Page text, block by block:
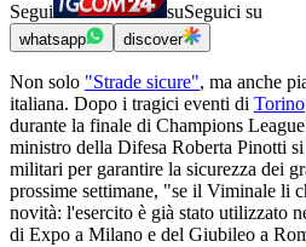
Segui suSeguici su
whatsapp discover
Non solo "Strade sicure", ma anche
italiana. Dopo i tragici eventi di Torino
durante la finale di Champions
ministro della Difesa Roberta Pinotti
militari per garantire la sicurezza dei
prossime settimane, "se il Viminale li
novità: l'esercito è già stato utilizzato
di Expo a Milano e del Giubileo a